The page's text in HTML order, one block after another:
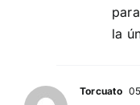
la
Torcuato